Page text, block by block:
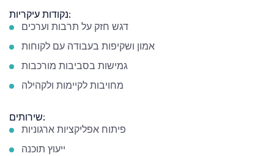
נקודות עיקריות:
דגש חזק על תרבות וערכים
אמון ושקיפות בעבודה עם לקוחות
גמישות בסביבות מורכבות
מחויבות לקיימות ולקהילה
שירותים:
פיתוח אפליקציות ארגוניות
ייעוץ תוכנה